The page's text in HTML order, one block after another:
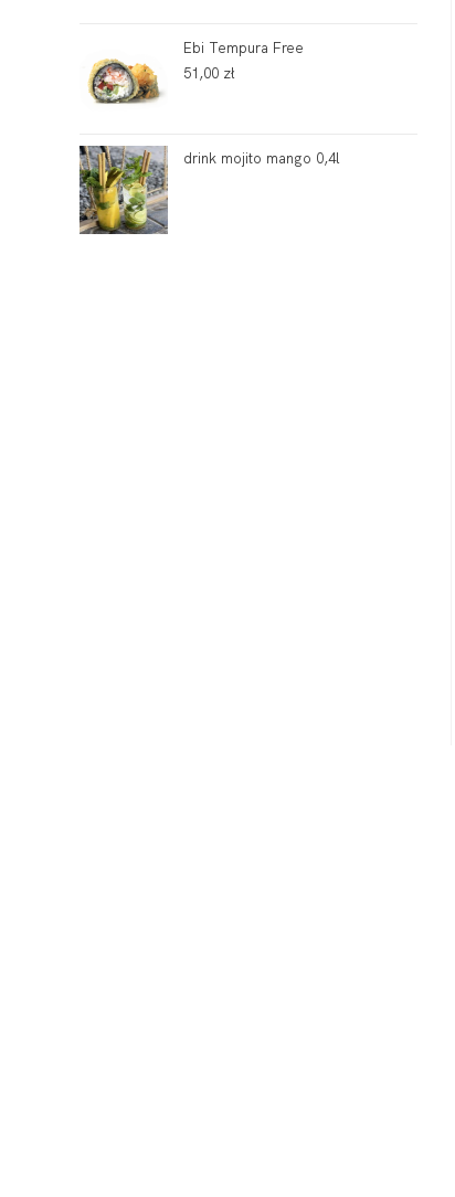
Ebi Tempura Free
51,00 zł
drink mojito mango 0,4l